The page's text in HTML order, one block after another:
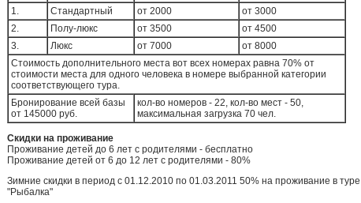
1.
Стандартный от 2000
от 3000
2.
Полу-люкс от 3500
от 4500
3.
Люкс от 7000
от 8000
Стоимость дополнительного места вот всех номерах равна 70% от
стоимости места для одного человека в номере выбранной категории
соответствующего тура.
Бронирование всей базы
от 145000 руб.
кол-во номеров - 22, кол-во мест - 50,
максимальная загрузка 70 чел.
Скидки на проживание
Проживание детей до 6 лет с родителями - бесплатно
Проживание детей от 6 до 12 лет с родителями - 80%
Зимние скидки в период с 01.12.2010 по 01.03.2011 50% на проживание в туре
"Рыбалка"